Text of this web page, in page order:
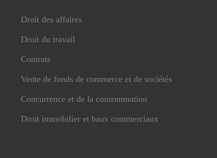
Droit des affaires
Droit du travail
Contrats
Vente de fonds de commerce et de sociétés
Concurrence et de la consommation
Droit immobilier et baux commerciaux